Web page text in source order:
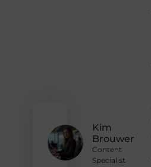
Kim
Brouwer
Content
Specialist